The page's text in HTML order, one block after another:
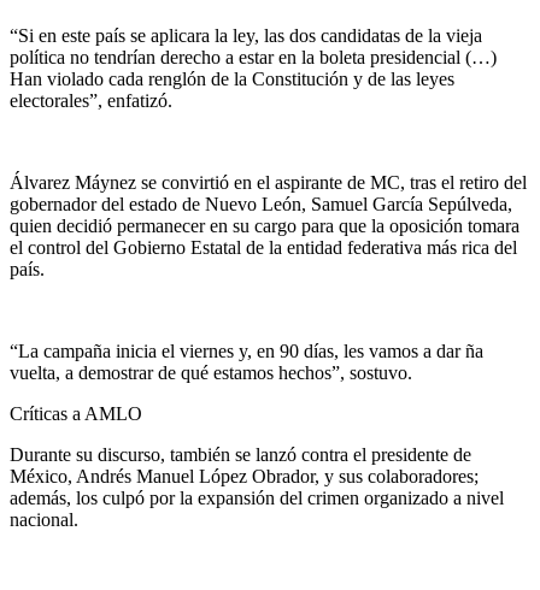
“Si en este país se aplicara la ley, las dos candidatas de la vieja
política no tendrían derecho a estar en la boleta presidencial (…)
Han violado cada renglón de la Constitución y de las leyes
electorales”, enfatizó.
Álvarez Máynez se convirtió en el aspirante de MC, tras el retiro del
gobernador del estado de Nuevo León, Samuel García Sepúlveda,
quien decidió permanecer en su cargo para que la oposición tomara
el control del Gobierno Estatal de la entidad federativa más rica del
país.
“La campaña inicia el viernes y, en 90 días, les vamos a dar ña
vuelta, a demostrar de qué estamos hechos”, sostuvo.
Críticas a AMLO
Durante su discurso, también se lanzó contra el presidente de
México, Andrés Manuel López Obrador, y sus colaboradores;
además, los culpó por la expansión del crimen organizado a nivel
nacional.